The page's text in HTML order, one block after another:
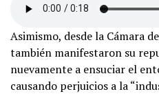
Asimismo, desde la Cámara
también manifestaron su
nuevamente a ensuciar el
causando perjuicios a la